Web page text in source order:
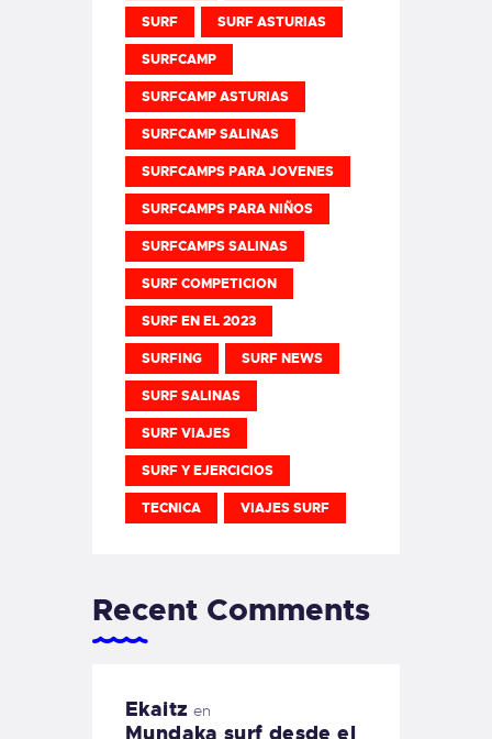
SURF SURF ASTURIAS
SURFCAMP
SURFCAMP ASTURIAS
SURFCAMP SALINAS
SURFCAMPS PARA JOVENES
SURFCAMPS PARA NIÑOS
SURFCAMPS SALINAS
SURF COMPETICION
SURF EN EL 2023
SURFING SURF NEWS
SURF SALINAS
SURF VIAJES
SURF Y EJERCICIOS
TECNICA VIAJES SURF
Recent Comments
Ekaitz en
Mundaka surf desde el